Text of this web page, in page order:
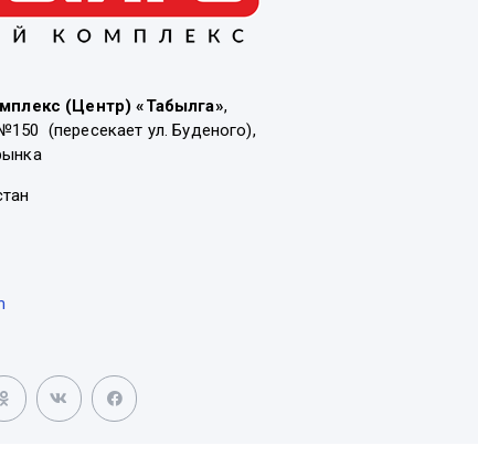
(Центр) «Табылга»,
(пересекает ул. Буденого),